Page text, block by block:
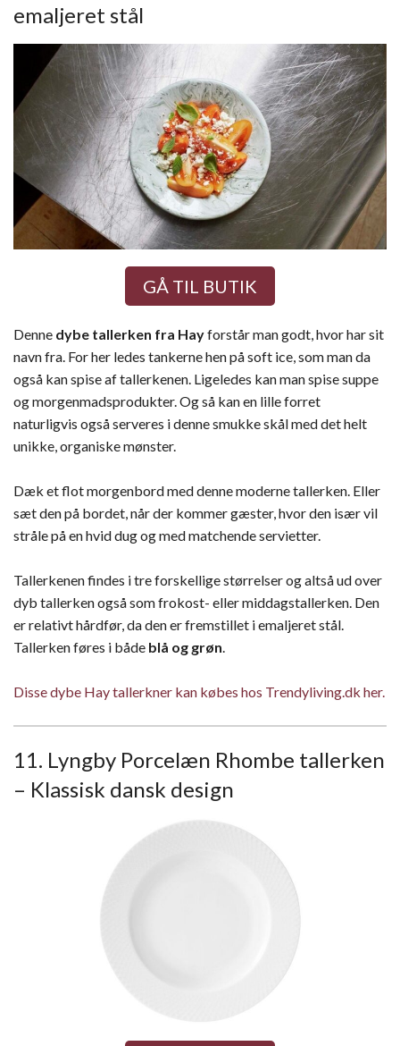
emaljeret stål
GÅ TIL BUTIK
Denne dybe tallerken fra Hayforstår man godt, hvor har sit
navn fra. For her ledes tankerne hen på soft ice, som man da
også kan spise af tallerkenen. Ligeledes kan man spise suppe
og morgenmadsprodukter. Og så kan en lille forret
naturligvis også serveres i denne smukke skål med det helt
unikke, organiske mønster.
Dæk et flot morgenbord med denne moderne tallerken. Eller
sæt den på bordet, når der kommer gæster, hvor den især vil
stråle på en hvid dug og med matchende servietter.
Tallerkenen findes i tre forskellige størrelser og altså ud over
dyb tallerken også som frokost- eller middagstallerken. Den
er relativt hårdfør, da den er fremstillet i emaljeret stål.
Tallerken føres i både blå og grøn.
Disse dybe Hay tallerkner kan købes hos Trendyliving.dk her.
11. Lyngby Porcelæn Rhombe tallerken
– Klassisk dansk design